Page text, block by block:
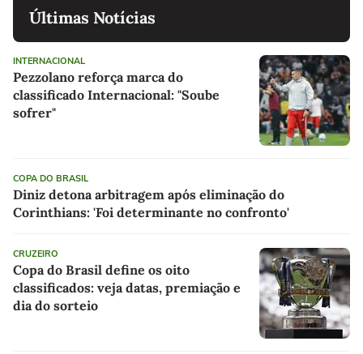
Últimas Notícias
INTERNACIONAL
Pezzolano reforça marca do
classificado Internacional: "Soube
sofrer"
COPA DO BRASIL
Diniz detona arbitragem após eliminação do
Corinthians: 'Foi determinante no confronto'
CRUZEIRO
Copa do Brasil define os oito
classificados: veja datas, premiação e
dia do sorteio